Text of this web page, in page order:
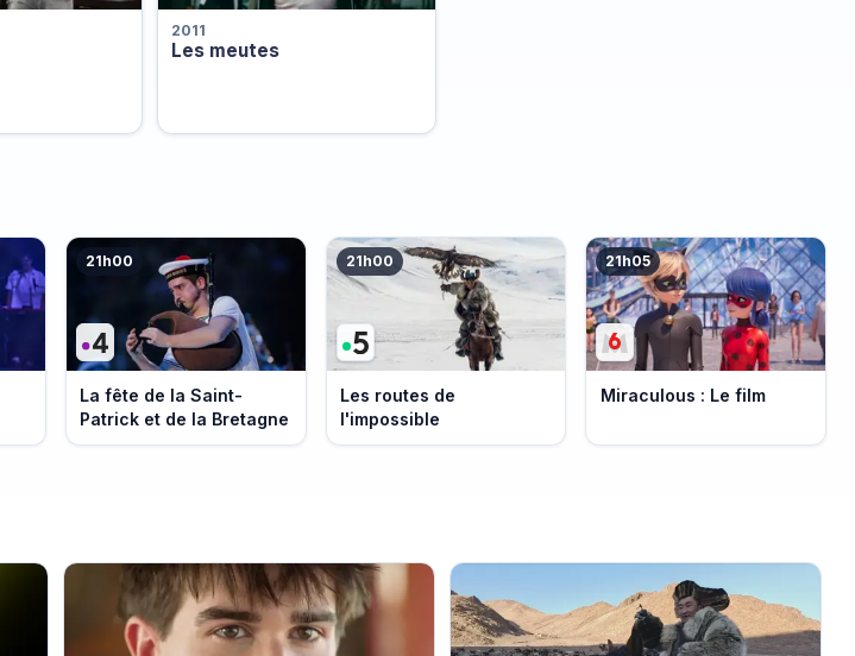
2011
Les meutes
21h00
La fête de la Saint-
Patrick et de la Bretagne
21h00
Les routes de
l'impossible
21h05
Miraculous : Le film